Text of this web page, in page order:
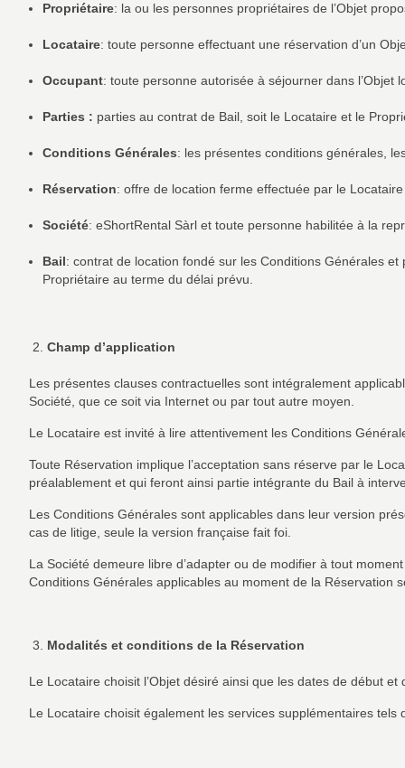
Propriétaire: la ou les personnes propriétaires de l’Objet
Locataire: toute personne effectuant une réservation d’un
Occupant: toute personne autorisée à séjourner dans l’Objet
Parties : parties au contrat de Bail, soit le Locataire et le
Conditions Générales: les présentes conditions générales,
Réservation: offre de location ferme effectuée par le
Société: eShortRental Sàrl et toute personne habilitée à la
Bail: contrat de location fondé sur les Conditions Générales
Propriétaire au terme du délai prévu.
Champ d’application
Les présentes clauses contractuelles sont intégralement
Société, que ce soit via Internet ou par tout autre moyen.
Le Locataire est invité à lire attentivement les Conditions
Toute Réservation implique l’acceptation sans réserve par le
préalablement et qui feront ainsi partie intégrante du Bail à
Les Conditions Générales sont applicables dans leur version
cas de litige, seule la version française fait foi.
La Société demeure libre d’adapter ou de modifier à tout
Conditions Générales applicables au moment de la Réservation
Modalités et conditions de la Réservation
Le Locataire choisit l’Objet désiré ainsi que les dates de début
Le Locataire choisit également les services supplémentaires